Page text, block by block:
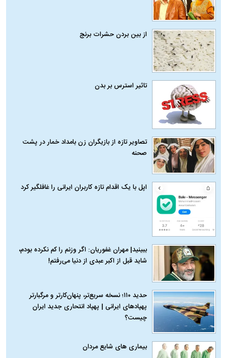
از بین بردن حشرات برنج
تاثیر استرس بر بدن
تصاویر تازه از بازیگران زن بامداد خمار در پشت
صحنه
اپل با یک اقدام تازه کاربران ایرانی را غافلگیر کرد
ببینید| مهران غفوریان: اگر وزنم را کم نکرده بودم،
شاید قبل از اکبر عبدی از دنیا می‌رفتم!
حدید ۱۱۰؛ نسخه سریع‌تر، پنهان‌کارتر و مرگبارتر
پهپادهای ایرانی | پهپاد انتحاری جدید ایران
چیست؟
بیماری‌ های شایع مردان